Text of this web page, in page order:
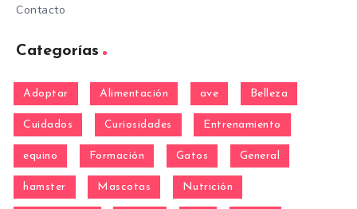
Contacto
Categorías
Adoptar Alimentación ave Belleza
Cuidados Curiosidades Entrenamiento
equino Formación Gatos General
hamster Mascotas Nutrición